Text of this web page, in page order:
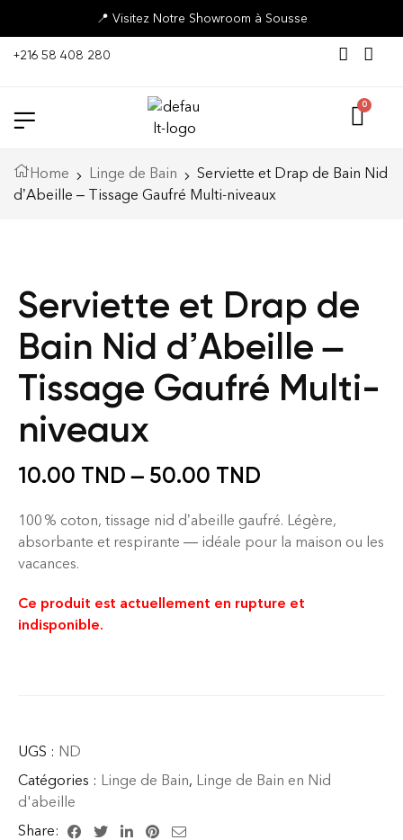
📍 Visitez Notre Showroom à Sousse
+216 58 408 280
Home Linge de Bain
Serviette et Drap de Bain Nid
d’Abeille – Tissage Gaufré Multi-niveaux
Serviette et Drap de
Bain Nid d’Abeille –
Tissage Gaufré Multi-
niveaux
10.00 TND – 50.00 TND
100 % coton, tissage nid d’abeille gaufré. Légère,
absorbante et respirante — idéale pour la maison ou les
vacances.
Ce produit est actuellement en rupture et
indisponible.
UGS : ND
Catégories : Linge de Bain, Linge de Bain en Nid
d'abeille
Share: